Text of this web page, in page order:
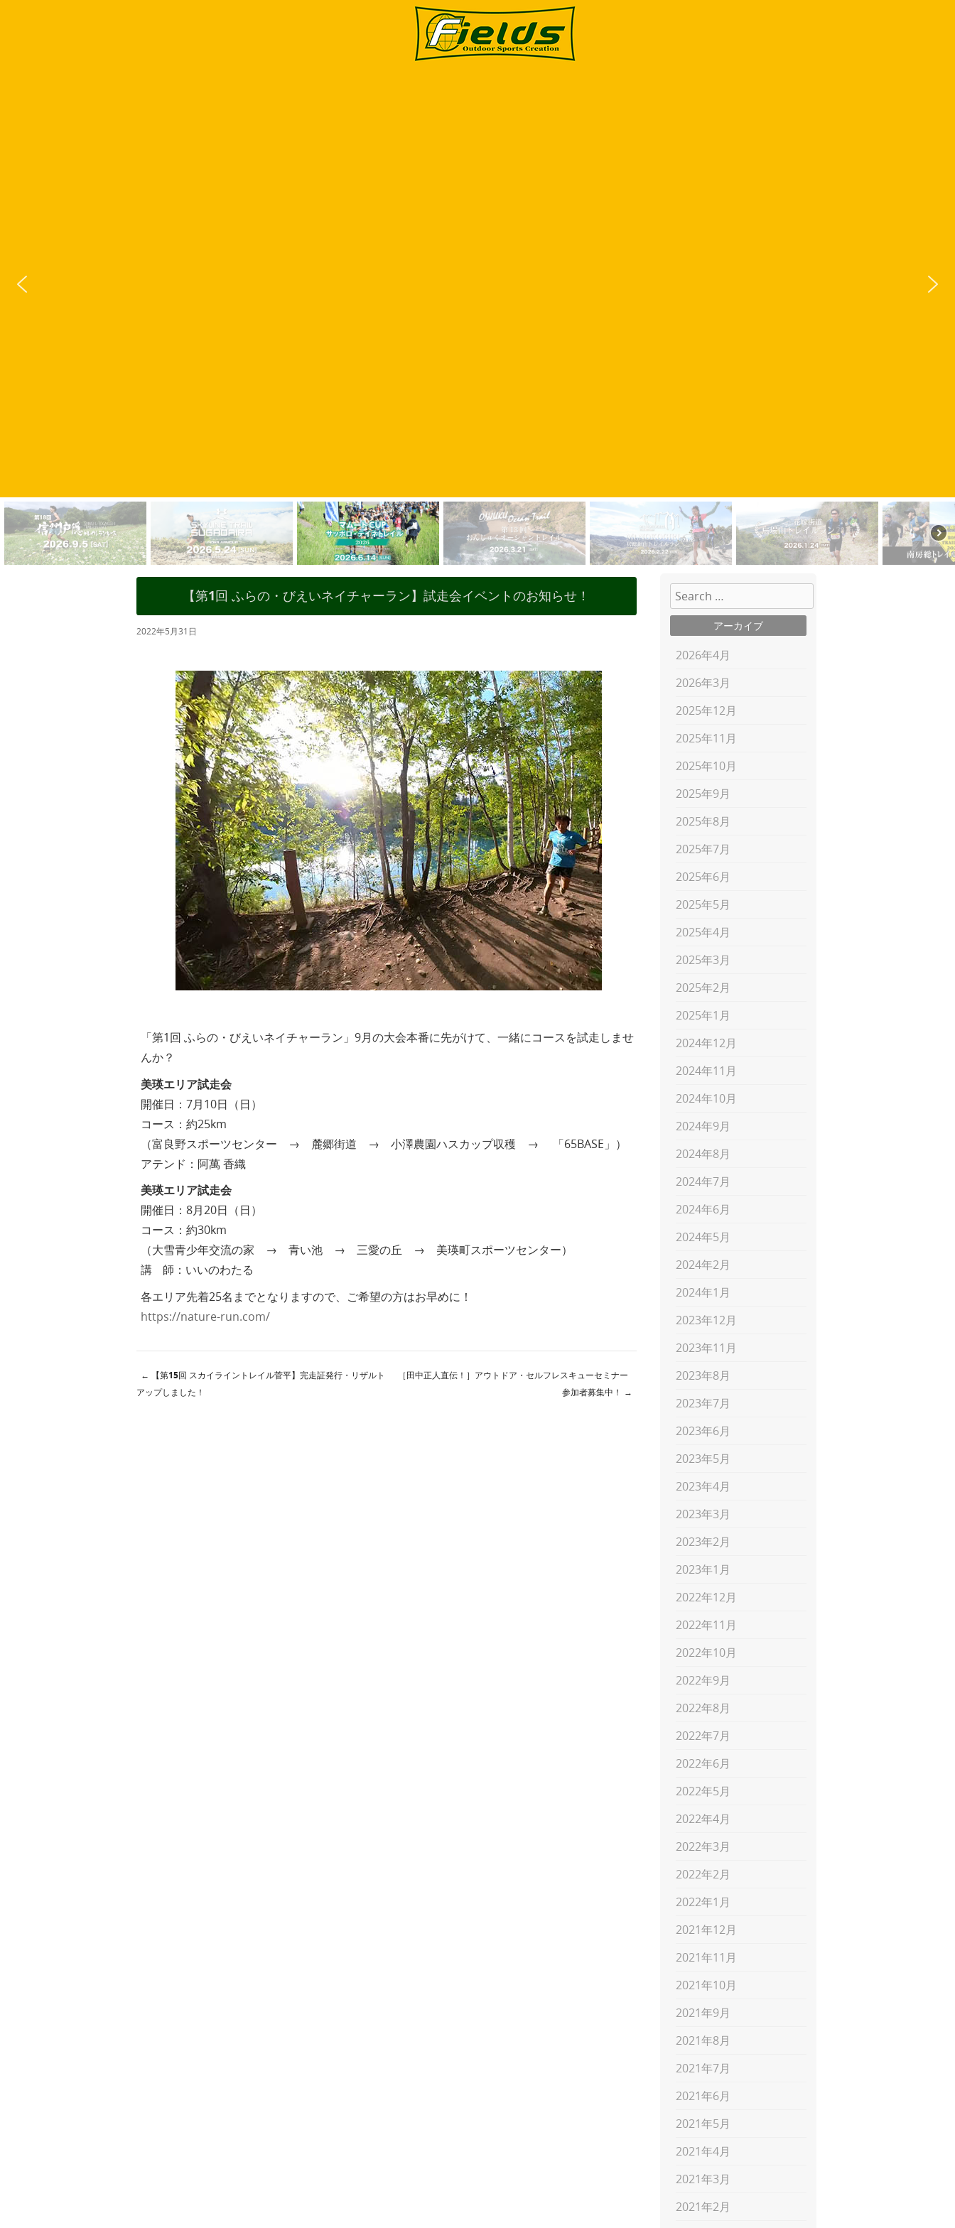
【第1回 ふらの・びえいネイチャーラン】試走会イベントのお知らせ！
2022年5月31日
「第1回 ふらの・びえいネイチャーラン」9月の大会本番に先がけて、一緒にコースを試走しませ
んか？
美瑛エリア試走会
開催日：7月10日（日）
コース：約25km
（富良野スポーツセンター → 麓郷街道 → 小澤農園ハスカップ収穫 → 「65BASE」）
アテンド：阿萬 香織
美瑛エリア試走会
開催日：8月20日（日）
コース：約30km
（大雪青少年交流の家 → 青い池 → 三愛の丘 → 美瑛町スポーツセンター）
講 師：いいのわたる
各エリア先着25名までとなりますので、ご希望の方はお早めに！
https://nature-run.com/
投稿ナビゲーション
←
【第15回 スカイライントレイル菅平】完走証発行・リザルト
アップしました！
［田中正人直伝！］アウトドア・セルフレスキューセミナー
参加者募集中！ →
検索
アーカイブ
2026年4月
2026年3月
2025年12月
2025年11月
2025年10月
2025年9月
2025年8月
2025年7月
2025年6月
2025年5月
2025年4月
2025年3月
2025年2月
2025年1月
2024年12月
2024年11月
2024年10月
2024年9月
2024年8月
2024年7月
2024年6月
2024年5月
2024年2月
2024年1月
2023年12月
2023年11月
2023年8月
2023年7月
2023年6月
2023年5月
2023年4月
2023年3月
2023年2月
2023年1月
2022年12月
2022年11月
2022年10月
2022年9月
2022年8月
2022年7月
2022年6月
2022年5月
2022年4月
2022年3月
2022年2月
2022年1月
2021年12月
2021年11月
2021年10月
2021年9月
2021年8月
2021年7月
2021年6月
2021年5月
2021年4月
2021年3月
2021年2月